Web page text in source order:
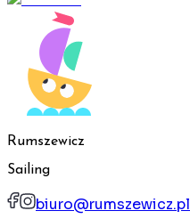
Rumszewicz
Sailing
biuro@rumszewicz.pl